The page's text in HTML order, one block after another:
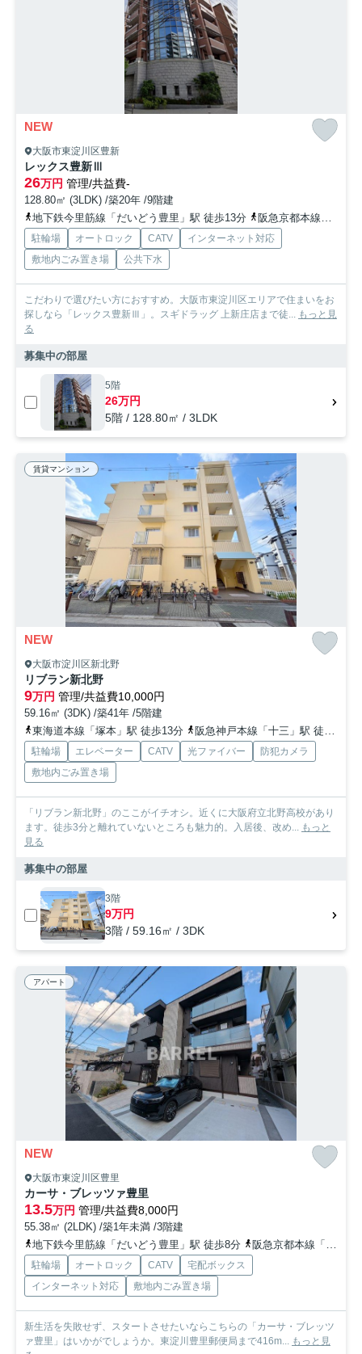
NEW
大阪市東淀川区豊新
レックス豊新Ⅲ
26万円 管理/共益費-
128.80㎡ (3LDK) /築20年 /9階建
地下鉄今里筋線「だいどう豊里」駅 徒歩13分
阪急京都本線「上新庄」駅 徒歩13分
駐輪場 オートロック CATV
インターネット対応
敷地内ごみ置き場
公共下水
こだわりで選びたい方におすすめ。大阪市東淀川区エリアで住まいをお
探しなら「レックス豊新Ⅲ」。スギドラッグ 上新庄店まで徒... もっと見
る
募集中の部屋
5階
26万円
5階 / 128.80㎡ / 3LDK
賃貸マンション
NEW
大阪市淀川区新北野
リブラン新北野
9万円 管理/共益費10,000円
59.16㎡ (3DK) /築41年 /5階建
東海道本線「塚本」駅 徒歩13分
阪急神戸本線「十三」駅 徒歩15分
駐輪場 エレベーター CATV 光ファイバー
防犯カメラ
敷地内ごみ置き場
「リブラン新北野」のここがイチオシ。近くに大阪府立北野高校があり
ます。徒歩3分と離れていないところも魅力的。入居後、改め... もっと
見る
募集中の部屋
3階
9万円
3階 / 59.16㎡ / 3DK
アパート
NEW
大阪市東淀川区豊里
カーサ・ブレッツァ豊里
13.5万円 管理/共益費8,000円
55.38㎡ (2LDK) /築1年未満 /3階建
地下鉄今里筋線「だいどう豊里」駅 徒歩8分
阪急京都本線「上新庄」駅 徒歩18分
駐輪場 オートロック CATV
宅配ボックス
インターネット対応
敷地内ごみ置き場
新生活を失敗せず、スタートさせたいならこちらの「カーサ・ブレッツ
ァ豊里」はいかがでしょうか。東淀川豊里郵便局まで416m...
もっと見